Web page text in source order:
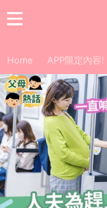
Home APP限定內容!